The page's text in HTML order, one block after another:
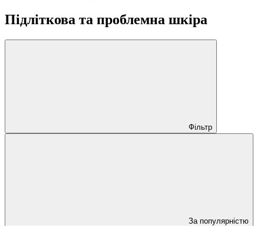
Підліткова та проблемна шкіра
Фільтр
За популярністю